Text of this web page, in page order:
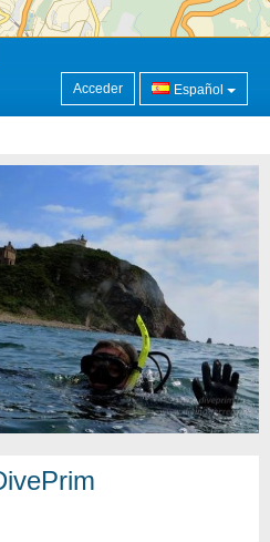
Acceder Español